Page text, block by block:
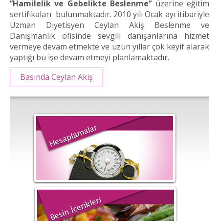
‘’Hamilelik ve Gebelikte Beslenme‘’üzerine eğitim
sertifikaları bulunmaktadır. 2010 yılı Ocak ayı itibariyle
Uzman Diyetisyen Ceylan Akiş Beslenme ve
Danışmanlık ofisinde sevgili danışanlarına hizmet
vermeye devam etmekte ve uzun yıllar çok keyif alarak
yaptığı bu işe devam etmeyi planlamaktadır.
Basında Ceylan Akiş